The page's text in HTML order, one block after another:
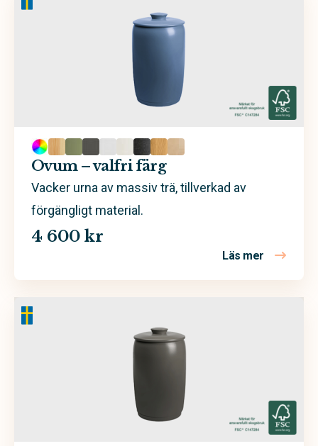
Kalk
Koppar
Lila
Rosa
Ovum – valfri färg
Vacker urna av massiv trä, tillverkad av
förgängligt material.
4 600 kr
Läs mer om Ovum